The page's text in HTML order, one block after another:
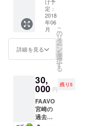
追跡取
材した
冊子に
クレ
ジット
を入れ
て1冊プ
レゼン
す！ T
シャツ
のデザ
インは
完成次
第アッ
け予
定：
2018
年06
月
詳細を見る
こ
の
リ
タ
ー
ン
を
選
択
す
る
30,
000 円
残り5
FAAVO
宮崎の
過去プ